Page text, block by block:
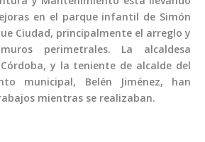
en el parque infantil de Simón
Ciudad, principalmente el arreglo y
perimetrales. La alcaldesa
y la teniente de alcalde del
municipal, Belén Jiménez, han
mientras se realizaban.